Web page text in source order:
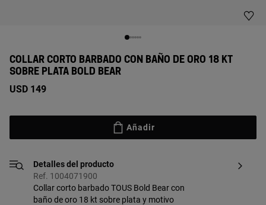
COLLAR CORTO BARBADO CON BAÑO DE ORO 18 KT
SOBRE PLATA BOLD BEAR
USD 149
Añadir
Detalles del producto
Ref. 1004071900
Collar corto barbado TOUS Bold Bear con
baño de oro 18 kt sobre plata y motivo